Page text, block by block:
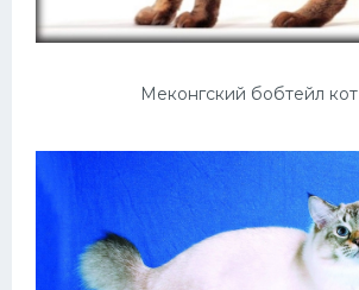
Меконгский бобтейл кот